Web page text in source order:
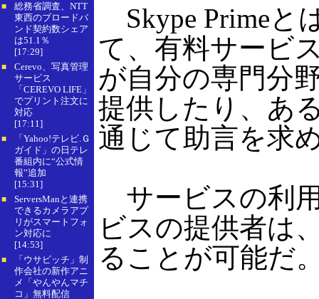
■
総務省調査、NTT
東西のブロードバ
ンド契約数シェア
は51.1％
[17:29]
■
Cerevo、写真管理
サービス
「CEREVO LIFE」
でプリント注文に
対応
[17:11]
■
「Yahoo!テレビ.Ｇ
ガイド」の日テレ
番組内に“公式情
報”追加
[15:31]
■
ServersManと連携
できるカメラアプ
リがスマートフォ
ン対応に
[14:53]
■
「ウサビッチ」制
作会社の新作アニ
メ「やんやんマチ
コ」無料配信
Skype Primeと
て、有料サービ
が自分の専門分
提供したり、あ
通じて助言を求
サービスの利
ビスの提供者は
ることが可能だ